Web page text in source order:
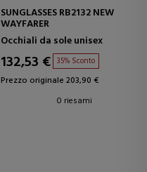
SUNGLASSES RB2132 NEW
WAYFARER
Occhiali da sole unisex
132,53 € 35% Sconto
Prezzo originale 203,90 €
0 riesami